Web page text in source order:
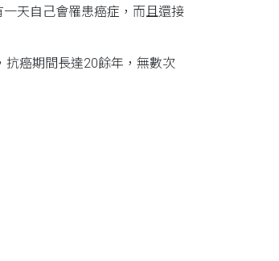
天自己會罹患癌症，而且還接
癌期間長達20餘年，無數次